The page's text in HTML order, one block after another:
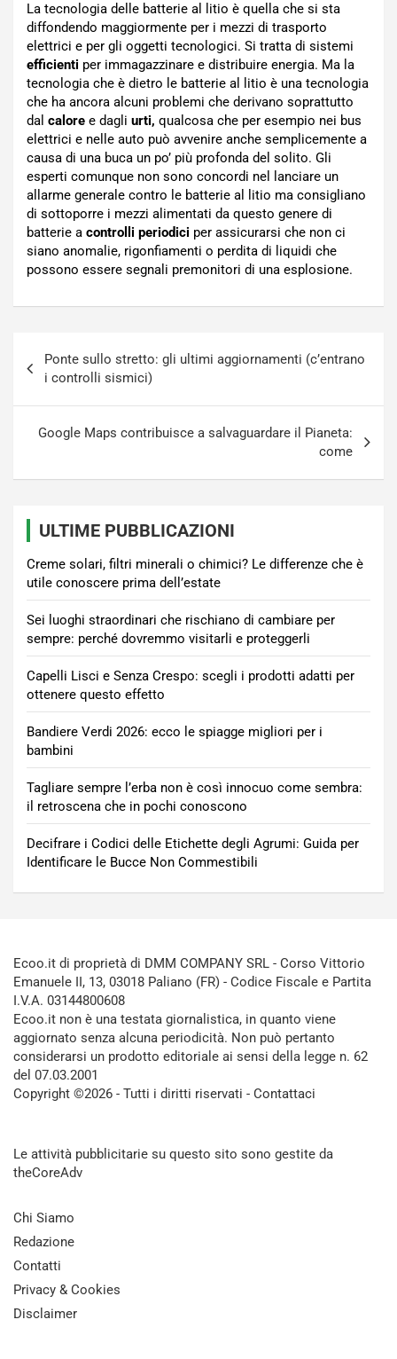
La tecnologia delle batterie al litio è quella che si sta
diffondendo maggiormente per i mezzi di trasporto
elettrici e per gli oggetti tecnologici. Si tratta di sistemi
efficienti per immagazzinare e distribuire energia. Ma la
tecnologia che è dietro le batterie al litio è una tecnologia
che ha ancora alcuni problemi che derivano soprattutto
dal calore e dagli urti, qualcosa che per esempio nei bus
elettrici e nelle auto può avvenire anche semplicemente a
causa di una buca un po’ più profonda del solito. Gli
esperti comunque non sono concordi nel lanciare un
allarme generale contro le batterie al litio ma consigliano
di sottoporre i mezzi alimentati da questo genere di
batterie a controlli periodici per assicurarsi che non ci
siano anomalie, rigonfiamenti o perdita di liquidi che
possono essere segnali premonitori di una esplosione.
articoli
Ponte sullo stretto: gli ultimi aggiornamenti (c’entrano
i controlli sismici)
Google Maps contribuisce a salvaguardare il Pianeta:
come
ULTIME PUBBLICAZIONI
Creme solari, filtri minerali o chimici? Le differenze che è
utile conoscere prima dell’estate
Sei luoghi straordinari che rischiano di cambiare per
sempre: perché dovremmo visitarli e proteggerli
Capelli Lisci e Senza Crespo: scegli i prodotti adatti per
ottenere questo effetto
Bandiere Verdi 2026: ecco le spiagge migliori per i
bambini
Tagliare sempre l’erba non è così innocuo come sembra:
il retroscena che in pochi conoscono
Decifrare i Codici delle Etichette degli Agrumi: Guida per
Identificare le Bucce Non Commestibili
Ecoo.it di proprietà di DMM COMPANY SRL - Corso Vittorio
Emanuele II, 13, 03018 Paliano (FR) - Codice Fiscale e Partita
I.V.A. 03144800608
Ecoo.it non è una testata giornalistica, in quanto viene
aggiornato senza alcuna periodicità. Non può pertanto
considerarsi un prodotto editoriale ai sensi della legge n. 62
del 07.03.2001
Copyright ©2026 - Tutti i diritti riservati - Contattaci
Le attività pubblicitarie su questo sito sono gestite da
theCoreAdv
Chi Siamo
Redazione
Contatti
Privacy & Cookies
Disclaimer